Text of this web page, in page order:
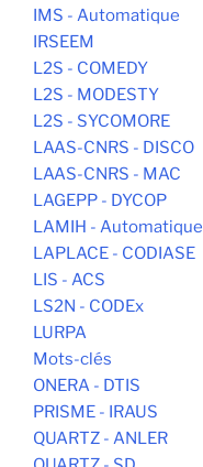
IMS - Automatique
IRSEEM
L2S - COMEDY
L2S - MODESTY
L2S - SYCOMORE
LAAS-CNRS - DISCO
LAAS-CNRS - MAC
LAGEPP - DYCOP
LAMIH - Automatique
LAPLACE - CODIASE
LIS - ACS
LS2N - CODEx
LURPA
Mots-clés
ONERA - DTIS
PRISME - IRAUS
QUARTZ - ANLER